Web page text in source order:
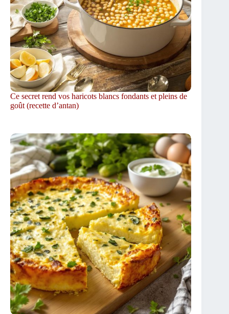
Ce secret rend vos haricots blancs fondants et pleins de
goût (recette d’antan)